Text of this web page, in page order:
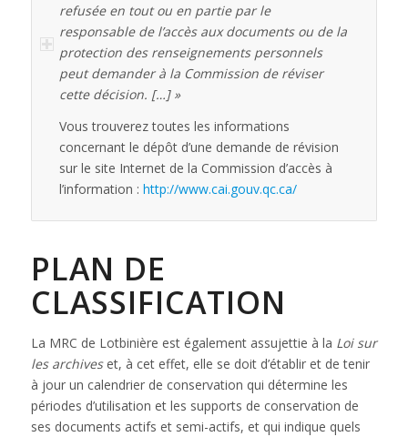
refusée en tout ou en partie par le
responsable de l’accès aux documents ou de la
protection des renseignements personnels
peut demander à la Commission de réviser
cette décision. […] »
Vous trouverez toutes les informations
concernant le dépôt d’une demande de révision
sur le site Internet de la Commission d’accès à
l’information : http://www.cai.gouv.qc.ca/
PLAN DE
CLASSIFICATION
La MRC de Lotbinière est également assujettie à la Loi sur
les archiveset, à cet effet, elle se doit d’établir et de tenir
à jour un calendrier de conservation qui détermine les
périodes d’utilisation et les supports de conservation de
ses documents actifs et semi-actifs, et qui indique quels